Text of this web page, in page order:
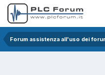
Forum assistenza all'uso dei